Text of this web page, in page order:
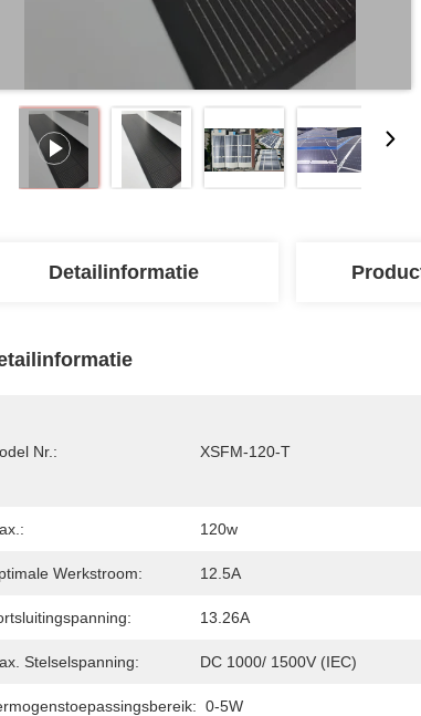
Detailinformatie
Nr.: XSFM-120-T
120w
Werkstroom: 12.5A
13.26A
Stelselspanning: DC 1000/ 1500V (IEC)
0-5W